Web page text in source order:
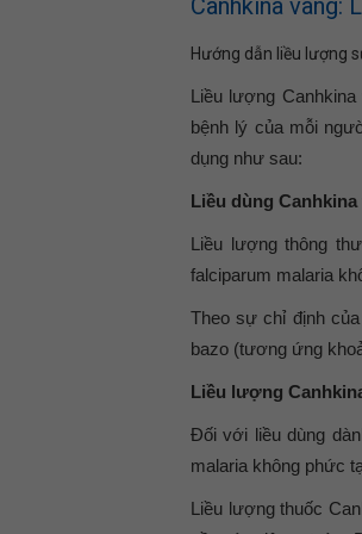
Hướng dẫn liều lượng
Liều lượng
bệnh lý của mỗi
dụng như sau:
Liều dùng
Liều lượng thông
falciparum malaria
Theo sự chỉ định
bazo (tương ứng
Liều lượng
Đối với liều dùng
malaria không phức
Liều lượng thuốc